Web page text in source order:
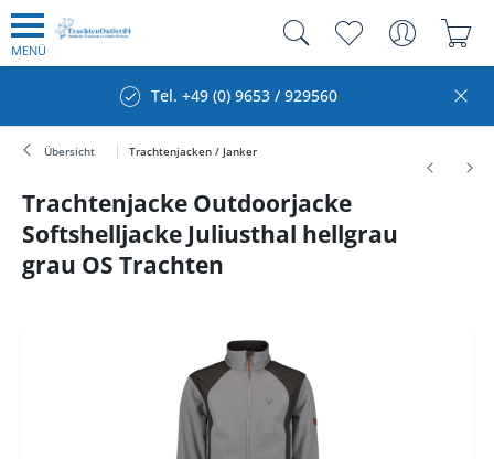
MENÜ
Tel. +49 (0) 9653 / 929560
Übersicht Trachtenjacken / Janker
Trachtenjacke Outdoorjacke
Softshelljacke Juliusthal hellgrau
grau OS Trachten